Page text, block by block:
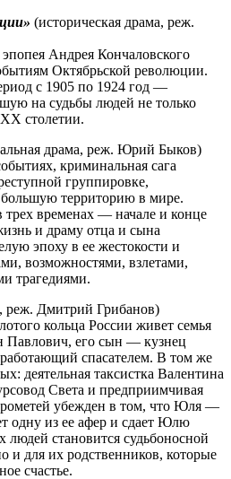
(историческая драма, реж.
Андрея Кончаловского
Октябрьской революции.
с 1905 по 1924 год —
на судьбы людей не только
столетии.
драма, реж. Юрий Быков)
криминальная сага
группировке,
территорию в мире.
трех временах — начале и конце
и драму отца и сына
эпоху в ее жестокости и
возможностями, взлетами,
трагедиями.
реж. Дмитрий Грибанов)
кольца России живет семья
Павлович, его сын — кузнец
спасателем. В том же
деятельная таксистка Валентина
Света и предприимчивая
убежден в том, что Юля —
одну из ее афер и сдает Юлю
становится судьбоносной
и для их родственников, которые
счастье.